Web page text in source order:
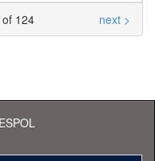
124
next >